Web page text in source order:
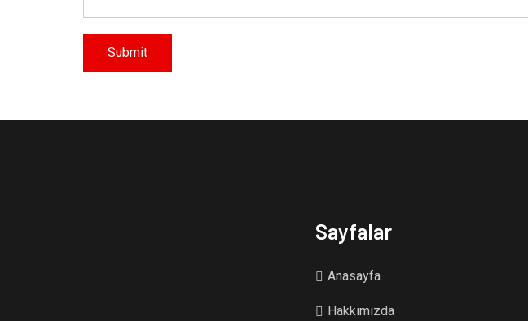
Sayfalar
Anasayfa
Hakkımızda